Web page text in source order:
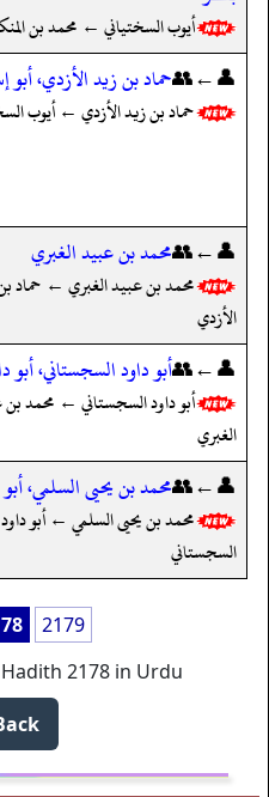
أيوب السختياني ← محمد بن
👤←👥حماد بن زيد الأزدي، أبو
حماد بن زيد الأزدي ← أيوب
👤←👥محمد بن عبيد الغبري
محمد بن عبيد الغبري ← حماد
الأزدي
👤←👥أبو داود السجستاني، أبو
أبو داود السجستاني ← محمد
الغبري
👤←👥محمد بن يحيى السلمي،
محمد بن يحيى السلمي ← أبو داود
السجستاني
2179
2178 in Urdu
⬅️